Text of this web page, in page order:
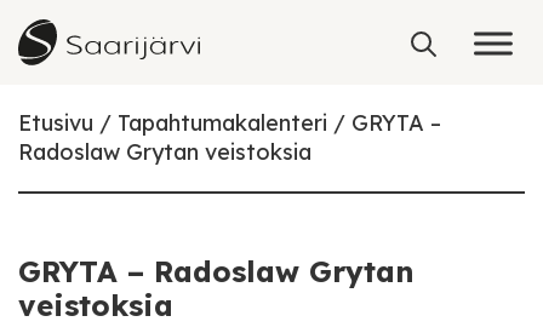
Skip to content
Etusivu Tapahtumakalenteri
GRYTA –
Radoslaw Grytan veistoksia
GRYTA – Radoslaw Grytan
veistoksia